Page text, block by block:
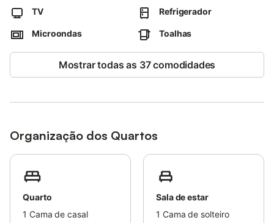
km. O Aeroporto do Porto fica a 2 horas de carro.
Está disponível um lugar de estacionamento na propriedade e
estacionamento gratuito na rua.
É permitido um máximo de 2 animais de estimação.
Não é permitido fumar e celebrar eventos.
O anfitrião pode providenciar uma cama extra para acomodar
TV Refrigerador
Microondas Toalhas
Mostrar todas as 37 comodidades
Organização dos Quartos
Quarto
1 Cama de casal
Sala de estar
1 Cama de solteiro